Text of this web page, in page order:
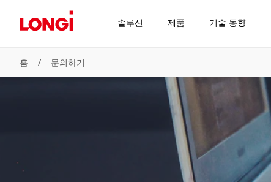
솔루션 제품 기술 동향
홈 / 문의하기